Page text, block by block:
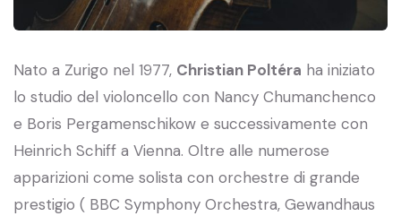
Nato a Zurigo nel 1977, Christian Poltéra ha iniziato
lo studio del violoncello con Nancy Chumanchenco
e Boris Pergamenschikow e successivamente con
Heinrich Schiff a Vienna. Oltre alle numerose
apparizioni come solista con orchestre di grande
prestigio ( BBC Symphony Orchestra, Gewandhaus